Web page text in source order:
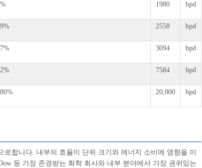
1980 bpd
2558 bpd
3094 bpd
7584 bpd
20,000 bpd
합니다. 내부의 효율이 단위 크기와 에너지 소비에 영향을 미
등 가장 존경받는 화학 회사와 내부 분야에서 가장 권위있는